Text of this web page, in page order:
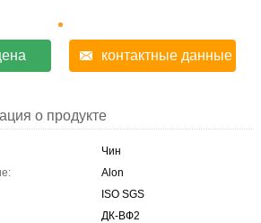
контактные данные
о продукте
Чин
Alon
ISO SGS
ДК-ВФ2